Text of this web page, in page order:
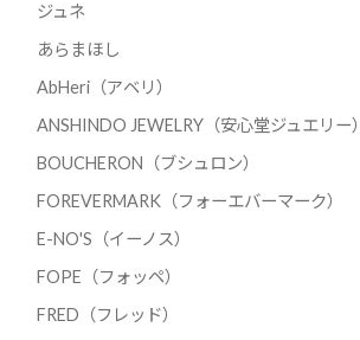
ジュネ
あらまほし
AbHeri（アベリ）
ANSHINDO JEWELRY（安心堂ジュエリー）
BOUCHERON（ブシュロン）
FOREVERMARK（フォーエバーマーク）
E-NO'S（イーノス）
FOPE（フォッペ）
FRED（フレッド）